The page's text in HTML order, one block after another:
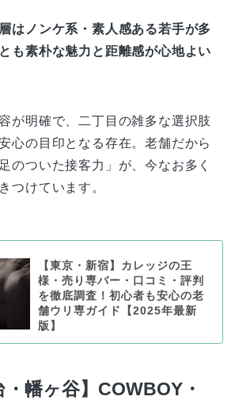
はノンケ系・素人感ある若手が多
も素朴な魅力と距離感が心地よい
が明確で、二丁目の雑多な選択肢
心の目印となる存在。老舗だから
のついた接客力」が、今なお多く
つけています。
【東京・新宿】カレッジの王
様・売り専バー・口コミ・評判
を徹底調査！初心者も安心の老
舗ウリ専ガイド【2025年最新
版】
・幡ヶ谷】COWBOY・